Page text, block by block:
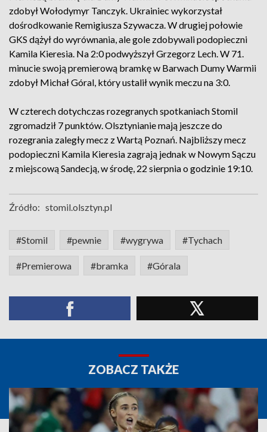
zdobył Wołodymyr Tanczyk. Ukrainiec wykorzystał
dośrodkowanie Remigiusza Szywacza. W drugiej połowie
GKS dążył do wyrównania, ale gole zdobywali podopieczni
Kamila Kieresia. Na 2:0 podwyższył Grzegorz Lech. W 71.
minucie swoją premierową bramkę w Barwach Dumy Warmii
zdobył Michał Góral, który ustalił wynik meczu na 3:0.
W czterech dotychczas rozegranych spotkaniach Stomil
zgromadził 7 punktów. Olsztynianie mają jeszcze do
rozegrania zaległy mecz z Wartą Poznań. Najbliższy mecz
podopieczni Kamila Kieresia zagrają jednak w Nowym Sączu
z miejscową Sandecją, w środę, 22 sierpnia o godzinie 19:10.
Źródło: stomil.olsztyn.pl
#Stomil #pewnie #wygrywa #Tychach
#Premierowa #bramka #Górala
ZOBACZ TAKŻE